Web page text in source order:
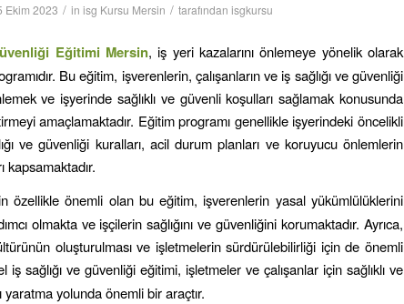
Ekim 2023 / in isg Kursu Mersin / tarafından isgkursu
Eğitimi Mersin, iş yeri kazalarını önlemeye yönelik olarak
Bu eğitim, işverenlerin, çalışanların ve iş sağlığı ve güvenliği
ve işyerinde sağlıklı ve güvenli koşulları sağlamak konusunda
amaçlamaktadır. Eğitim programı genellikle işyerindeki öncelikli
ve güvenliği kuralları, acil durum planları ve koruyucu önlemlerin
kapsamaktadır.
özellikle önemli olan bu eğitim, işverenlerin yasal yükümlülüklerini
olmakta ve işçilerin sağlığını ve güvenliğini korumaktadır. Ayrıca,
oluşturulması ve işletmelerin sürdürülebilirliği için de önemli
iş sağlığı ve güvenliği eğitimi, işletmeler ve çalışanlar için sağlıklı ve
yaratma yolunda önemli bir araçtır.